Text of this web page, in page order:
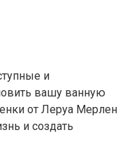
и
вашу ванную
от Леруа Мерлен
и создать